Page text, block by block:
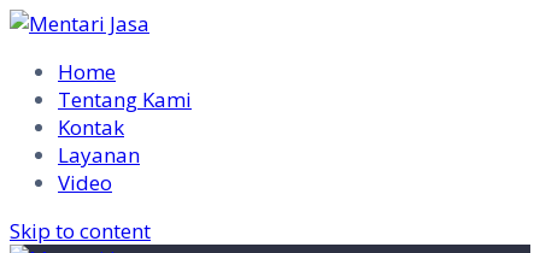
Home
Tentang Kami
Kontak
Layanan
Video
Skip to content